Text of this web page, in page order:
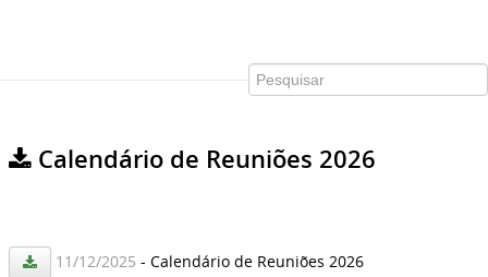
Calendário de Reuniões 2026
11/12/2025 - Calendário de Reuniões 2026